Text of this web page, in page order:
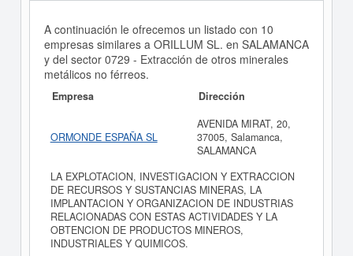
A continuación le ofrecemos un listado con 10
empresas similares a ORILLUM SL. en SALAMANCA
y del sector 0729 - Extracción de otros minerales
metálicos no férreos.
Empresa Dirección
ORMONDE ESPAÑA SL
AVENIDA MIRAT, 20,
37005, Salamanca,
SALAMANCA
LA EXPLOTACION, INVESTIGACION Y EXTRACCION
DE RECURSOS Y SUSTANCIAS MINERAS, LA
IMPLANTACION Y ORGANIZACION DE INDUSTRIAS
RELACIONADAS CON ESTAS ACTIVIDADES Y LA
OBTENCION DE PRODUCTOS MINEROS,
INDUSTRIALES Y QUIMICOS.